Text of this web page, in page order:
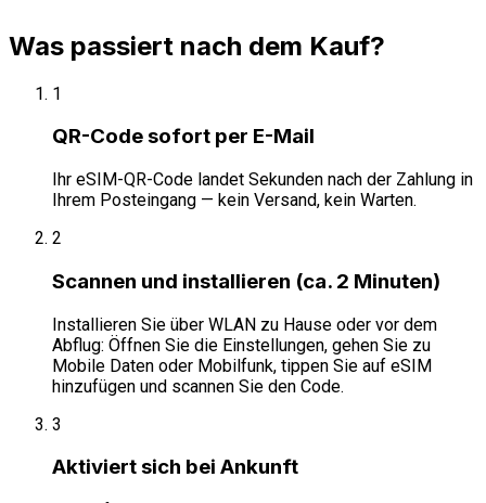
Was passiert nach dem Kauf?
1
QR-Code sofort per E-Mail
Ihr eSIM-QR-Code landet Sekunden nach der Zahlung in
Ihrem Posteingang — kein Versand, kein Warten.
2
Scannen und installieren (ca. 2 Minuten)
Installieren Sie über WLAN zu Hause oder vor dem
Abflug: Öffnen Sie die Einstellungen, gehen Sie zu
Mobile Daten oder Mobilfunk, tippen Sie auf eSIM
hinzufügen und scannen Sie den Code.
3
Aktiviert sich bei Ankunft